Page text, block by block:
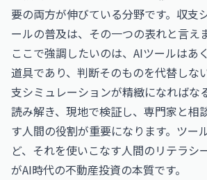
要の両方が伸びている分野です。収支
ールの普及は、その一つの表れと言えま
ここで強調したいのは、AIツールはあ
道具であり、判断そのものを代替しな
支シミュレーションが精緻になればな
読み解き、現地で検証し、専門家と相
す人間の役割が重要になります。ツー
ど、それを使いこなす人間のリテラシ
がAI時代の不動産投資の本質です。